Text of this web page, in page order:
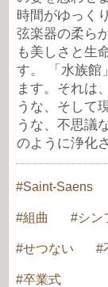
時間がゆっく
弦楽器の柔ら
も美しさと生
す。 「水族館
ます。それは
うな、そして
うな、不思議
のように浄化
Saint-Saens
組曲 シン
せつない
卒業式